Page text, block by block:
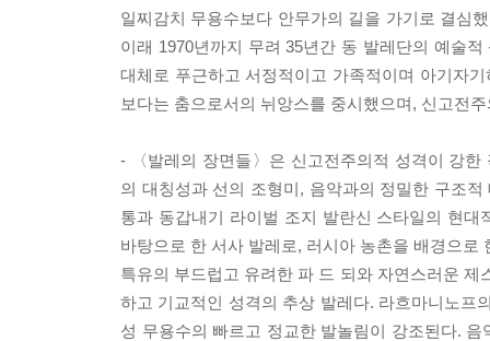
일찌감치 무용수보다 안무가의 길을 가기로 결심
이래 1970년까지 무려 35년간 동 발레단의 예술
대체로 푸근하고 서정적이고 가족적이며 아기자
보다는 춤으로서의 뉘앙스를 중시했으며, 신고전
- 〈발레의 장면들〉은 신고전주의적 성격이 강
의 대칭성과 선의 조형미, 음악과의 정밀한 구조
통과 동갑내기 라이벌 조지 발란신 스타일의 현
바탕으로 한 서사 발레로, 러시아 농촌을 배경으
특유의 부드럽고 유려한 파 드 되와 자연스러운
하고 기교적인 성격의 추상 발레다. 라흐마니노프
성 무용수의 빠르고 정교한 발놀림이 강조된다.